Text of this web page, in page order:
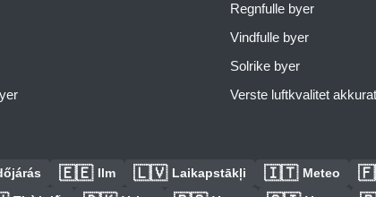
Regnfulle byer
Vindfulle byer
Solrike byer
Verste luftkvalitet
🇪🇪 Ilm 🇱🇻 Laikapstākļi 🇮🇹 Meteo